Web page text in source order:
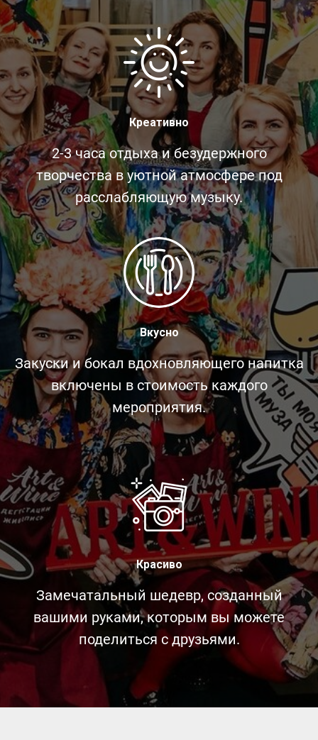
Креативно
2-3 часа отдыха и безудержного
творчества в уютной атмосфере под
расслабляющую музыку.
Вкусно
Закуски и бокал вдохновляющего напитка
включены в стоимость каждого
мероприятия.
Красиво
Замечатальный шедевр, созданный
вашими руками, которым вы можете
поделиться с друзьями.